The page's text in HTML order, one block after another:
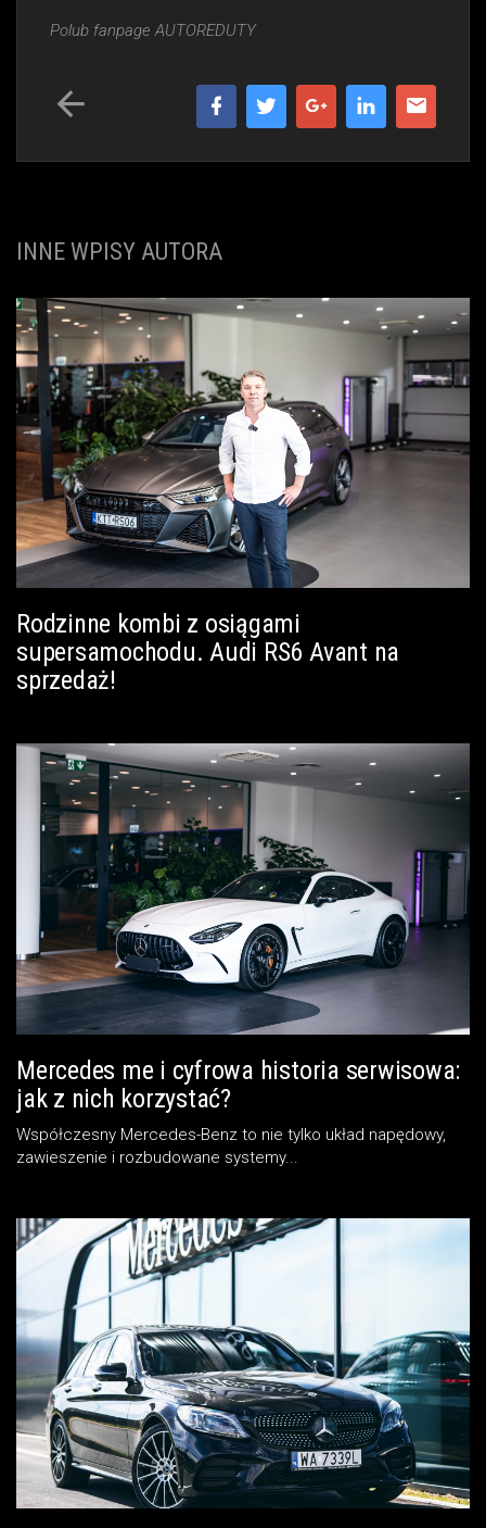
Polub fanpage AUTOREDUTY
INNE WPISY AUTORA
Rodzinne kombi z osiągami
supersamochodu. Audi RS6 Avant na
sprzedaż!
Mercedes me i cyfrowa historia serwisowa:
jak z nich korzystać?
Współczesny Mercedes-Benz to nie tylko układ napędowy,
zawieszenie i rozbudowane systemy...